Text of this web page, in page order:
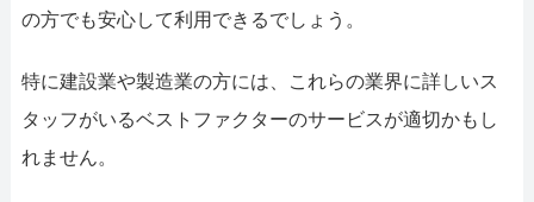
の方でも安心して利用できるでしょう。
特に建設業や製造業の方には、これらの業界に詳しいス
タッフがいるベストファクターのサービスが適切かもし
れません。